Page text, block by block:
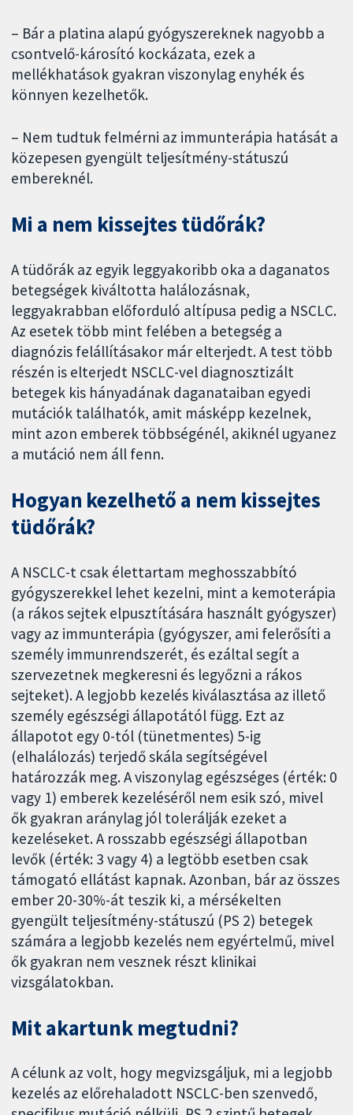
– Bár a platina alapú gyógyszereknek nagyobb a
csontvelő-károsító kockázata, ezek a
mellékhatások gyakran viszonylag enyhék és
könnyen kezelhetők.
– Nem tudtuk felmérni az immunterápia hatását a
közepesen gyengült teljesítmény-státuszú
embereknél.
Mi a nem kissejtes tüdőrák?
A tüdőrák az egyik leggyakoribb oka a daganatos
betegségek kiváltotta halálozásnak,
leggyakrabban előforduló altípusa pedig a NSCLC.
Az esetek több mint felében a betegség a
diagnózis felállításakor már elterjedt. A test több
részén is elterjedt NSCLC-vel diagnosztizált
betegek kis hányadának daganataiban egyedi
mutációk találhatók, amit másképp kezelnek,
mint azon emberek többségénél, akiknél ugyanez
a mutáció nem áll fenn.
Hogyan kezelhető a nem kissejtes
tüdőrák?
A NSCLC-t csak élettartam meghosszabbító
gyógyszerekkel lehet kezelni, mint a kemoterápia
(a rákos sejtek elpusztítására használt gyógyszer)
vagy az immunterápia (gyógyszer, ami felerősíti a
személy immunrendszerét, és ezáltal segít a
szervezetnek megkeresni és legyőzni a rákos
sejteket). A legjobb kezelés kiválasztása az illető
személy egészségi állapotától függ. Ezt az
állapotot egy 0-tól (tünetmentes) 5-ig
(elhalálozás) terjedő skála segítségével
határozzák meg. A viszonylag egészséges (érték: 0
vagy 1) emberek kezeléséről nem esik szó, mivel
ők gyakran aránylag jól tolerálják ezeket a
kezeléseket. A rosszabb egészségi állapotban
levők (érték: 3 vagy 4) a legtöbb esetben csak
támogató ellátást kapnak. Azonban, bár az összes
ember 20-30%-át teszik ki, a mérsékelten
gyengült teljesítmény-státuszú (PS 2) betegek
számára a legjobb kezelés nem egyértelmű, mivel
ők gyakran nem vesznek részt klinikai
vizsgálatokban.
Mit akartunk megtudni?
A célunk az volt, hogy megvizsgáljuk, mi a legjobb
kezelés az előrehaladott NSCLC-ben szenvedő,